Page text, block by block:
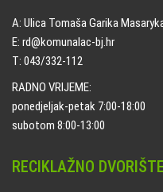
A: Ulica Tomaša Garika
E: rd@komunalac-bj.hr
T: 043/332-112
RADNO VRIJEME:
ponedjeljak-petak 7:00-18:00
subotom 8:00-13:00
RECIKLAŽNO